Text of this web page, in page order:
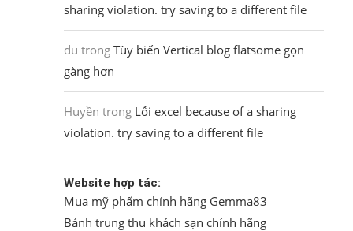
sharing violation. try saving to a different file
du trong Tùy biến Vertical blog flatsome gọn
gàng hơn
Huyền trong Lỗi excel because of a sharing
violation. try saving to a different file
Website hợp tác:
Mua mỹ phẩm chính hãng Gemma83
Bánh trung thu khách sạn chính hãng